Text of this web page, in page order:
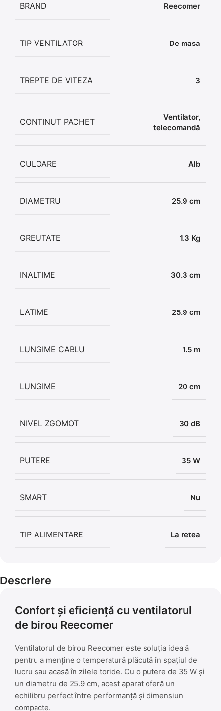
BRAND Reecomer
TIP VENTILATOR De masa
TREPTE DE VITEZA 3
CONTINUT PACHET
Ventilator,
telecomandă
CULOARE Alb
DIAMETRU 25.9 cm
GREUTATE 1.3 Kg
INALTIME 30.3 cm
LATIME 25.9 cm
LUNGIME CABLU 1.5 m
LUNGIME 20 cm
NIVEL ZGOMOT 30 dB
PUTERE 35 W
SMART Nu
TIP ALIMENTARE La retea
Descriere
Confort și eficiență cu ventilatorul
de birou Reecomer
Ventilatorul de birou Reecomer este soluția ideală
pentru a menține o temperatură plăcută în spațiul de
lucru sau acasă în zilele toride. Cu o putere de 35 W și
un diametru de 25.9 cm, acest aparat oferă un
echilibru perfect între performanță și dimensiuni
compacte.